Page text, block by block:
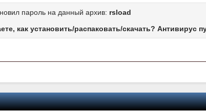
пароль на данный архив: rsload
как установить/распаковать/скачать? Антивирус